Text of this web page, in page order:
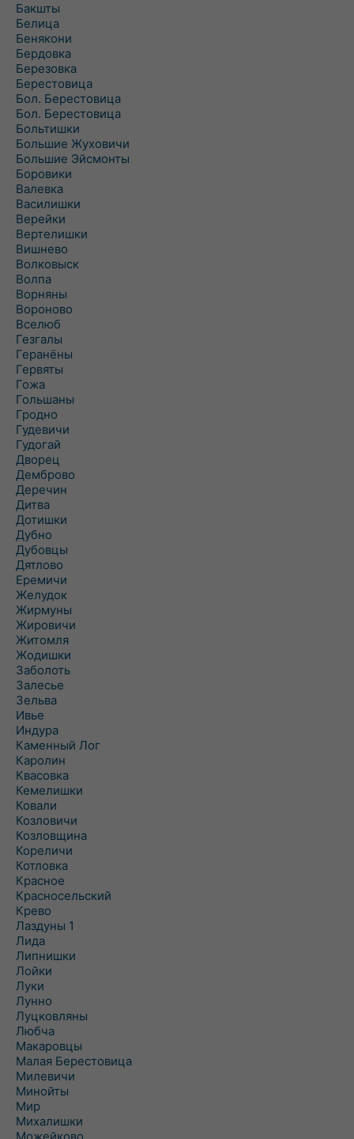
Бакшты
Белица
Бенякони
Бердовка
Березовка
Берестовица
Бол. Берестовица
Бол. Берестовица
Больтишки
Большие Жуховичи
Большие Эйсмонты
Боровики
Валевка
Василишки
Верейки
Вертелишки
Вишнево
Волковыск
Волпа
Ворняны
Вороново
Вселюб
Гезгалы
Геранёны
Гервяты
Гожа
Гольшаны
Гродно
Гудевичи
Гудогай
Дворец
Демброво
Деречин
Дитва
Дотишки
Дубно
Дубовцы
Дятлово
Еремичи
Желудок
Жирмуны
Жировичи
Житомля
Жодишки
Заболоть
Залесье
Зельва
Ивье
Индура
Каменный Лог
Каролин
Квасовка
Кемелишки
Ковали
Козловичи
Козловщина
Кореличи
Котловка
Красное
Красносельский
Крево
Лаздуны 1
Лида
Липнишки
Лойки
Луки
Лунно
Луцковляны
Любча
Макаровцы
Малая Берестовица
Милевичи
Минойты
Мир
Михалишки